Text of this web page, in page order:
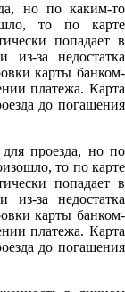
но по каким-то
то по карте
попадает в
из-за недостатка
карты банком-
платежа. Карта
до погашения
для проезда, но по
то по карте
попадает в
из-за недостатка
карты банком-
платежа. Карта
до погашения